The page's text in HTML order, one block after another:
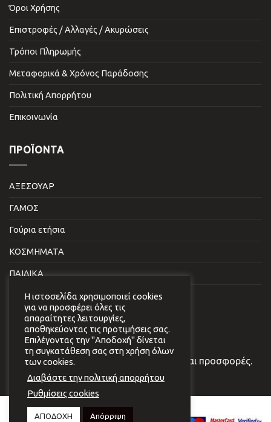
Όροι Χρήσης
Επιστροφές / Αλλαγές / Ακυρώσεις
Τρόποι Πληρωμής
Μεταφορικά & Χρόνος Παράδοσης
Πολιτική Απορρήτου
Επικοινωνία
ΠΡΟΪΌΝΤΑ
ΑΞΕΣΟΥΑΡ
ΓΑΜΟΣ
Γούρια ετήσια
ΚΟΣΜΗΜΑΤΑ
ΠΑΙΔΙΚΑ
ΣΠΙΤΙ & ΓΡΑΦΕΙΟ
NEWSLETTER
Εγγραφείτε στο newsletter μας για νέα και προσφορές.
Copyright 2026 © Virginia
Η ιστοσελίδα χρησιμοποιεί cookies
για να προσφέρει όλες τις
απαραίτητες λειτουργίες,
αποθηκεύοντας τις προτιμήσεις σας.
Επιλέγοντας την "Αποδοχή" δίνεται
τη συγκατάθεση σας στη χρήση όλων
των cookies.
Διαβάστε την πολιτική απορρήτου
Ρυθμίσεις cookies
ΑΠΟΔΟΧΗ Απόρριψη